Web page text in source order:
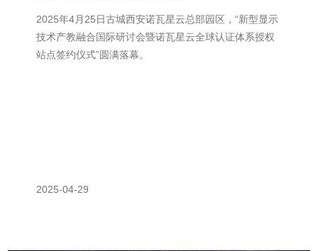
2025年4月25日古城西安诺瓦星云总部园区，“新型显示
技术产教融合国际研讨会暨诺瓦星云全球认证体系授权
站点签约仪式”圆满落幕。
2025-04-29